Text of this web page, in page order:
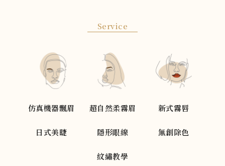
Service
仿真機器飄眉 超自然柔霧眉 新式霧唇
日式美睫 隱形眼線 無創除色
紋繡教學